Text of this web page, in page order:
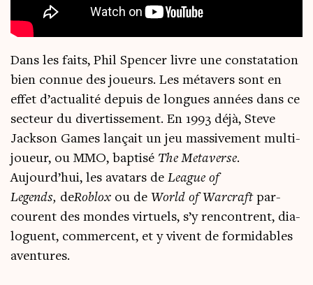
Dans les faits, Phil Spen­cer livre une consta­ta­tion
bien connue des joueurs. Les méta­vers sont en
effet d’actualité depuis de longues années dans ce
sec­teur du diver­tis­se­ment. En 1993 déjà, Steve
Jack­son Games lan­çait un jeu mas­si­ve­ment mul­ti­
joueur, ou MMO, bap­ti­sé The Meta­verse.
Aujourd’hui, les ava­tars de League of
Legends, deRoblox ou de World of War­craft par­
courent des mondes vir­tuels, s’y ren­contrent, dia­
loguent, com­mercent, et y vivent de for­mi­dables
aventures.